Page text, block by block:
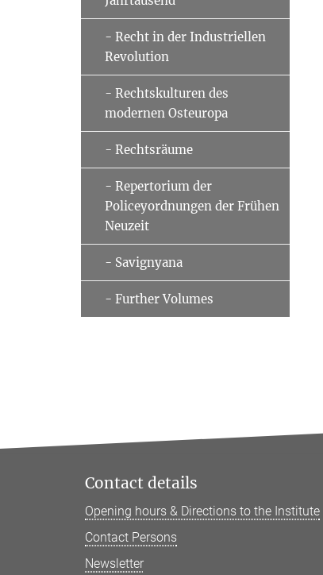
- Recht in der Industriellen
Revolution
- Rechtskulturen des
modernen Osteuropa
- Rechtsräume
- Repertorium der
Policeyordnungen der Frühen
Neuzeit
- Savignyana
- Further Volumes
Contact details
Opening hours & Directions to the Institute
Contact Persons
Newsletter